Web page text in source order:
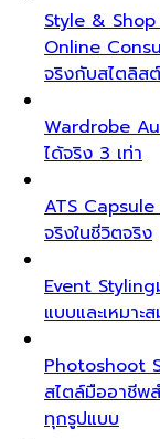
Style &
Online
จริงกับสไตลิส
Wardrobe
ได้จริง 3 เท่า
ATS
จริงในชีวิตจริง
Event Styling
แบบและเหมาะ
Photoshoot
สไตล์มืออาชีพ
ทุกรูปแบบ